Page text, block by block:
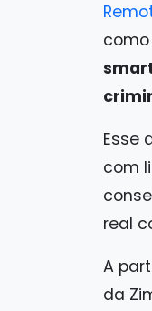
Esse
com
real
A
da